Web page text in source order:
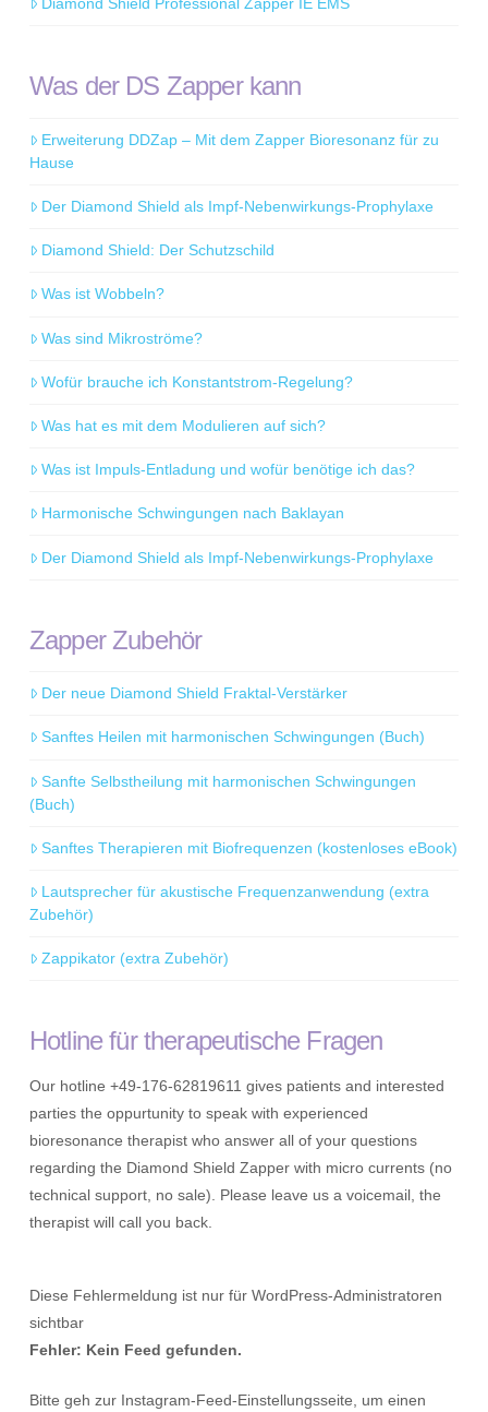
Diamond Shield Professional Zapper IE EMS
Was der DS Zapper kann
Erweiterung DDZap – Mit dem Zapper Bioresonanz für zu
Hause
Der Diamond Shield als Impf-Nebenwirkungs-Prophylaxe
Diamond Shield: Der Schutzschild
Was ist Wobbeln?
Was sind Mikroströme?
Wofür brauche ich Konstantstrom-Regelung?
Was hat es mit dem Modulieren auf sich?
Was ist Impuls-Entladung und wofür benötige ich das?
Harmonische Schwingungen nach Baklayan
Der Diamond Shield als Impf-Nebenwirkungs-Prophylaxe
Zapper Zubehör
Der neue Diamond Shield Fraktal-Verstärker
Sanftes Heilen mit harmonischen Schwingungen (Buch)
Sanfte Selbstheilung mit harmonischen Schwingungen
(Buch)
Sanftes Therapieren mit Biofrequenzen (kostenloses eBook)
Lautsprecher für akustische Frequenzanwendung (extra
Zubehör)
Zappikator (extra Zubehör)
Hotline für therapeutische Fragen
Our hotline +49-176-62819611 gives patients and interested
parties the oppurtunity to speak with experienced
bioresonance therapist who answer all of your questions
regarding the Diamond Shield Zapper with micro currents (no
technical support, no sale). Please leave us a voicemail, the
therapist will call you back.
Diese Fehlermeldung ist nur für WordPress-Administratoren
sichtbar
Fehler: Kein Feed gefunden.
Bitte geh zur Instagram-Feed-Einstellungsseite, um einen